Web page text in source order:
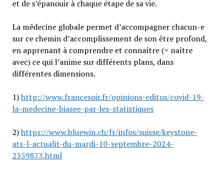
et de s’épanouir à chaque étape de sa vie.
La médecine globale permet d’accompagner chacun-e
sur ce chemin d’accomplissement de son être profond,
en apprenant à comprendre et connaître (= naître
avec) ce qui l’anime sur différents plans, dans
différentes dimensions.
1)http://www.francesoir.fr/opinions-editos/covid-19-
la-medecine-biasee-par-les-statistiques
2)https://www.bluewin.ch/fr/infos/suisse/keystone-
ats-l-actualit-du-mardi-10-septembre-2024-
2359873.html